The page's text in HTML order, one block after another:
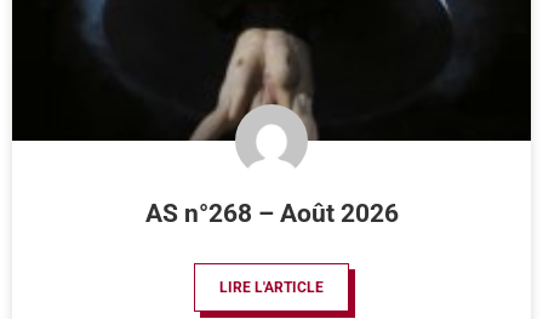
AS n°268 – Août 2026
LIRE L'ARTICLE